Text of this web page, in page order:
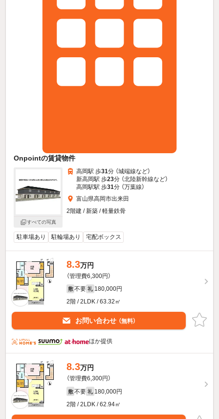
Onpointの賃貸物件
すべての写真
高岡駅 歩31分 （城端線など）
新高岡駅 歩23分 （北陸新幹線など）
高岡駅駅 歩31分 （万葉線）
富山県高岡市出来田
2階建 / 新築 / 軽量鉄骨
駐車場あり 駐輪場あり 宅配ボックス
8.3万円
（管理費6,300円）
敷 不要 礼 180,000円
2階 / 2LDK / 63.32㎡
お問い合わせ （無料）
ほか提供
8.3万円
（管理費6,300円）
敷 不要 礼 180,000円
2階 / 2LDK / 62.94㎡